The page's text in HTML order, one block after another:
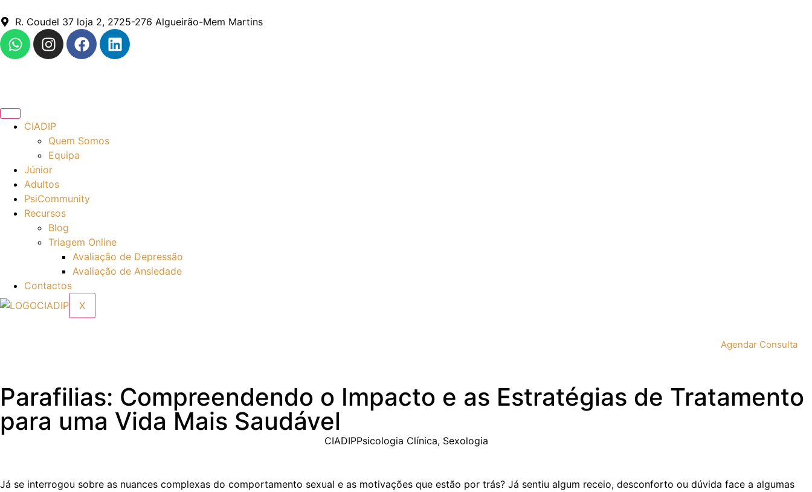
R. Coudel 37 loja 2, 2725-276 Algueirão-Mem Martins
CIADIP
Quem Somos
Equipa
Júnior
Adultos
PsiCommunity
Recursos
Blog
Triagem Online
Avaliação de Depressão
Avaliação de Ansiedade
Contactos
X
Agendar Consulta
Parafilias: Compreendendo o Impacto e as Estratégias de Tratamento
para uma Vida Mais Saudável
CIADIPPsicologia Clínica, Sexologia
Já se interrogou sobre as nuances complexas do comportamento sexual e as motivações que estão por trás? Já sentiu algum receio, desconforto ou dúvida face a algumas